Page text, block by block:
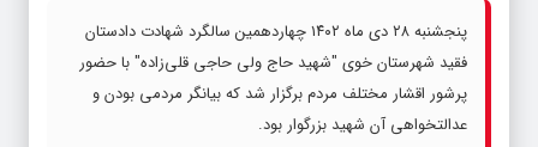
پنجشنبه ۲۸ دی ماه ۱۴۰۲ چهاردهمین سالگرد شهادت دادستان
فقید شهرستان خوی "شهید حاج ولی حاجی قلی‌زاده" با حضور
پرشور اقشار مختلف مردم برگزار شد که بیانگر مردمی بودن و
عدالتخواهی آن شهید بزرگوار بود.